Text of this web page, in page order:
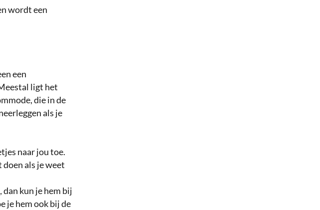
wordt een
een
ligt het
die in de
als je
naar jou toe.
doen als je weet
kun je hem bij
je hem ook bij de